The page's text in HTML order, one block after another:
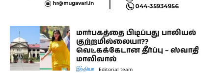
மார்பகத்தை பிடிப்பது பாலியல்
குற்றமில்லையா??
வெட்கக்கேடான தீர்ப்பு – ஸ்வாதி
மாலிவால்
இந்தியா Editorial team